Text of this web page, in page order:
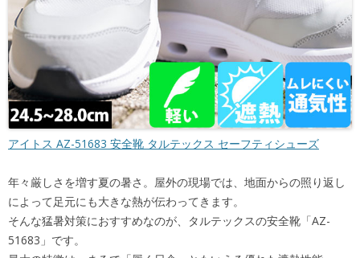
アイトス AZ-51683 安全靴 タルテックス セーフティシューズ
年々厳しさを増す夏の暑さ。屋外の現場では、地面からの照り返し
によって足元にも大きな熱が伝わってきます。
そんな猛暑対策におすすめなのが、タルテックスの安全靴「AZ-
51683」です。